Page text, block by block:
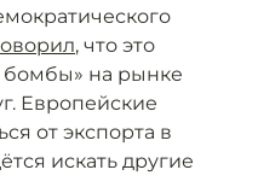
, что это
бомбы» на рынке
Европейские
от экспорта в
искать другие